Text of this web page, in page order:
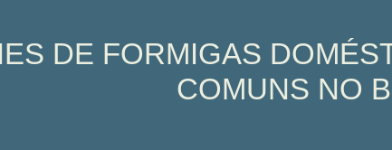
DE FORMIGAS
COMUNS NO